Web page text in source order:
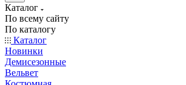
Каталог
По всему сайту
По каталогу
Каталог
Новинки
Демисезонные
Вельвет